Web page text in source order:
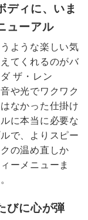
ディに、いま
ューアル
ような楽しい気
てくれるのがバ
ザ・レン
や光でワクワク
なかった仕掛け
に本当に必要な
で、よりスピー
の温め直しか
ーメニューま
びに心が弾